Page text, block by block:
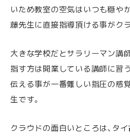
いため教室の空気はいつも穏や
藤先生に直接指導頂ける事がク
大きな学校だとサラリーマン講
指す方は開業している講師に習
伝える事が一番難しい指圧の感
生です。
クラウドの面白いところは、タ